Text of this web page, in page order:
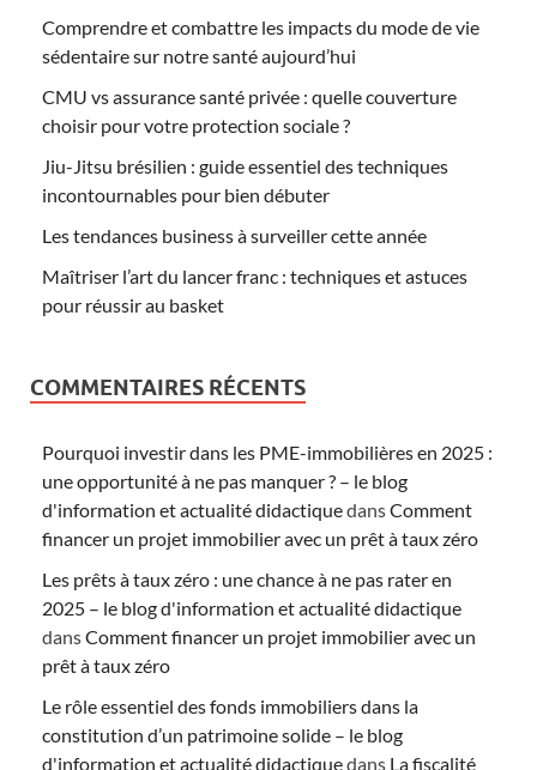
Comprendre et combattre les impacts du mode de vie
sédentaire sur notre santé aujourd’hui
CMU vs assurance santé privée : quelle couverture
choisir pour votre protection sociale ?
Jiu-Jitsu brésilien : guide essentiel des techniques
incontournables pour bien débuter
Les tendances business à surveiller cette année
Maîtriser l’art du lancer franc : techniques et astuces
pour réussir au basket
COMMENTAIRES RÉCENTS
Pourquoi investir dans les PME-immobilières en 2025 :
une opportunité à ne pas manquer ? – le blog
d'information et actualité didactiquedansComment
financer un projet immobilier avec un prêt à taux zéro
Les prêts à taux zéro : une chance à ne pas rater en
2025 – le blog d'information et actualité didactique
dansComment financer un projet immobilier avec un
prêt à taux zéro
Le rôle essentiel des fonds immobiliers dans la
constitution d’un patrimoine solide – le blog
d'information et actualité didactiquedans La fiscalité